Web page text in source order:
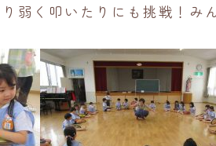
弱く叩いたりにも挑戦！み